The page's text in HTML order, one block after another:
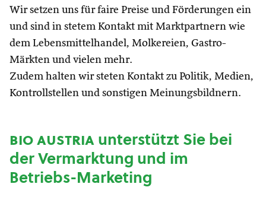
Wir setzen uns für faire Preise und Förderungen ein
und sind in stetem Kontakt mit Marktpartnern wie
dem Lebensmittelhandel, Molkereien, Gastro-
Märkten und vielen mehr.
Zudem halten wir steten Kontakt zu Politik, Medien,
Kontrollstellen und sonstigen Meinungsbildnern.
bio austriaunterstützt Sie bei
der Vermarktung und im
Betriebs-Marketing